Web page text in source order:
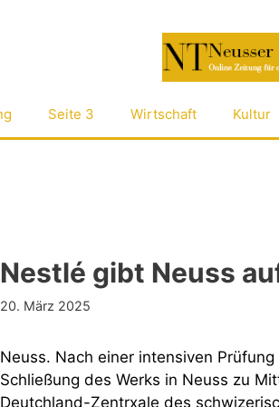
Seite 3 Wirtschaft Kultur
Nestlé gibt Neuss
20. März 2025
Neuss. Nach einer intensiven
Schließung des Werks in Neuss zu
Deutchland-Zentrxale des